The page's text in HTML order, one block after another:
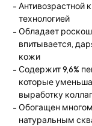
Антивозрастной
технологией
Обладает
впитывается,
кожи
Содержит 9,6%
которые
выработку
Обогащен
натуральным